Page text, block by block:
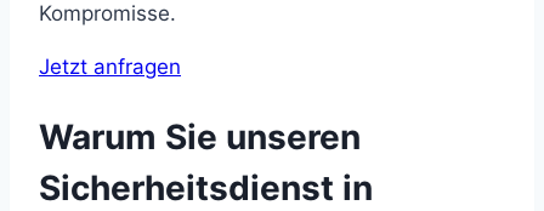
Kompromisse.
Jetzt anfragen
Warum Sie unseren
Sicherheitsdienst in